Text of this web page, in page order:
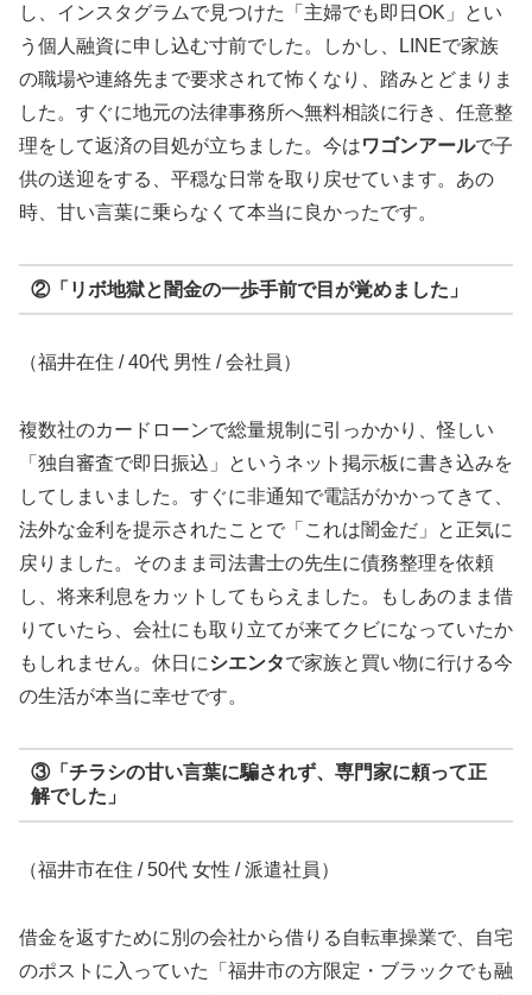
し、インスタグラムで見つけた「主婦でも即日OK」とい
う個人融資に申し込む寸前でした。しかし、LINEで家族
の職場や連絡先まで要求されて怖くなり、踏みとどまりま
した。すぐに地元の法律事務所へ無料相談に行き、任意整
理をして返済の目処が立ちました。今はワゴンアールで子
供の送迎をする、平穏な日常を取り戻せています。あの
時、甘い言葉に乗らなくて本当に良かったです。
②「リボ地獄と闇金の一歩手前で目が覚めました」
（福井在住 / 40代 男性 / 会社員）
複数社のカードローンで総量規制に引っかかり、怪しい
「独自審査で即日振込」というネット掲示板に書き込みを
してしまいました。すぐに非通知で電話がかかってきて、
法外な金利を提示されたことで「これは闇金だ」と正気に
戻りました。そのまま司法書士の先生に債務整理を依頼
し、将来利息をカットしてもらえました。もしあのまま借
りていたら、会社にも取り立てが来てクビになっていたか
もしれません。休日にシエンタで家族と買い物に行ける今
の生活が本当に幸せです。
③「チラシの甘い言葉に騙されず、専門家に頼って正
解でした」
（福井市在住 / 50代 女性 / 派遣社員）
借金を返すために別の会社から借りる自転車操業で、自宅
のポストに入っていた「福井市の方限定・ブラックでも融